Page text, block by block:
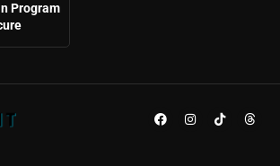
Program